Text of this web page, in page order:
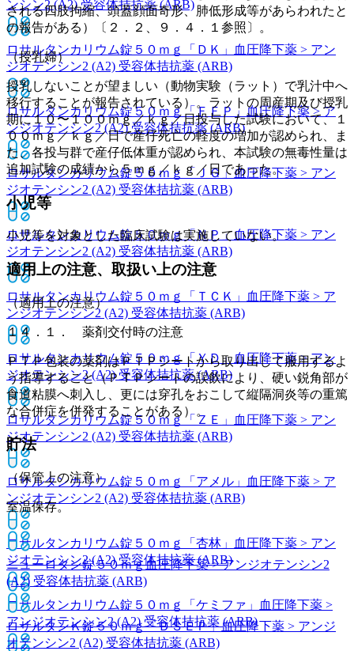
ンシン2 (A2) 受容体拮抗薬 (ARB)
ロサルタンカリウム錠５０ｍｇ「ＤＫ」
血圧降下薬 > アン
ジオテンシン2 (A2) 受容体拮抗薬 (ARB)
ロサルタンカリウム錠５０ｍｇ「ＦＦＰ」 血圧降下薬 > ア
ンジオテンシン2 (A2) 受容体拮抗薬 (ARB)
ロサルタンカリウム錠５０ｍｇ「ＪＧ」血圧降下薬 > アン
ジオテンシン2 (A2) 受容体拮抗薬 (ARB)
ロサルタンカリウム錠５０ｍｇ「ＮＰ」血圧降下薬 > アン
ジオテンシン2 (A2) 受容体拮抗薬 (ARB)
ロサルタンカリウム錠５０ｍｇ「ＴＣＫ」
血圧降下薬 > ア
ンジオテンシン2 (A2) 受容体拮抗薬 (ARB)
ロサルタンカリウム錠５０ｍｇ「ＹＤ」 血圧降下薬 > アン
ジオテンシン2 (A2) 受容体拮抗薬 (ARB)
ロサルタンカリウム錠５０ｍｇ「ＺＥ」
血圧降下薬 > アン
ジオテンシン2 (A2) 受容体拮抗薬 (ARB)
ロサルタンカリウム錠５０ｍｇ「アメル」
血圧降下薬 > ア
ンジオテンシン2 (A2) 受容体拮抗薬 (ARB)
ロサルタンカリウム錠５０ｍｇ「杏林」
血圧降下薬 > アン
ジオテンシン2 (A2) 受容体拮抗薬 (ARB)
ロサルタンカリウム錠５０ｍｇ「ケミファ」
血圧降下薬 >
アンジオテンシン2 (A2) 受容体拮抗薬 (ARB)
される四肢拘縮、頭蓋顔面奇形、肺低形成等があらわれたと
の報告がある）〔２．２、９．４．１参照〕。
（授乳婦）
授乳しないことが望ましい（動物実験（ラット）で乳汁中へ
移行することが報告されている）。ラットの周産期及び授乳
期に１０〜１００ｍｇ／ｋｇ／日投与した試験において、１
００ｍｇ／ｋｇ／日で産仔死亡の軽度の増加が認められ、ま
た、各投与群で産仔低体重が認められ、本試験の無毒性量は
追加試験の成績から５ｍｇ／ｋｇ／日であった。
小児等
小児等を対象とした臨床試験は実施していない。
適用上の注意、取扱い上の注意
（適用上の注意）
１４．１． 薬剤交付時の注意
ＰＴＰ包装の薬剤はＰＴＰシートから取り出して服用するよ
う指導すること（ＰＴＰシートの誤飲により、硬い鋭角部が
食道粘膜へ刺入し、更には穿孔をおこして縦隔洞炎等の重篤
な合併症を併発することがある）。
貯法
（保管上の注意）
室温保存。
ニューロタン錠５０ｍｇ血圧降下薬 > アンジオテンシン2
(A2) 受容体拮抗薬 (ARB)
ロサルタンＫ錠５０ｍｇ「ＤＳＥＰ」血圧降下薬 > アンジ
オテンシン2 (A2) 受容体拮抗薬 (ARB)